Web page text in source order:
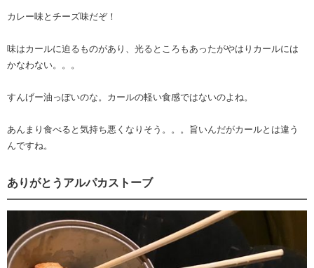
カレー味とチーズ味だぞ！
味はカールに迫るものがあり、光るところもあったがやはりカールには
かなわない。。。
すんげー油っぽいのな。カールの軽い食感ではないのよね。
あんまり食べると気持ち悪くなりそう。。。旨いんだがカールとは違う
んですね。
ありがとうアルパカストーブ